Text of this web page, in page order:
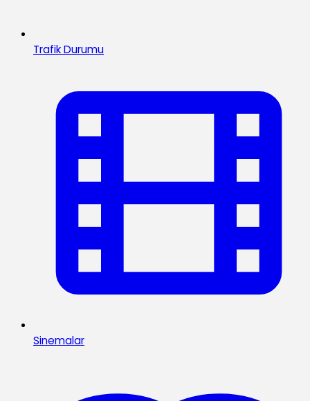
Trafik Durumu
Sinemalar